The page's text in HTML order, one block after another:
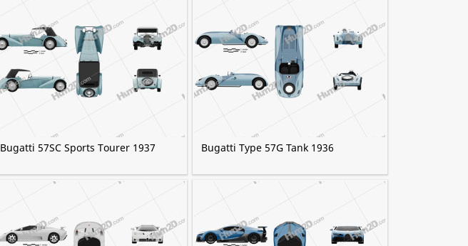
Bugatti 57SC Sports Tourer 1937 Bugatti Type 57G Tank 1936